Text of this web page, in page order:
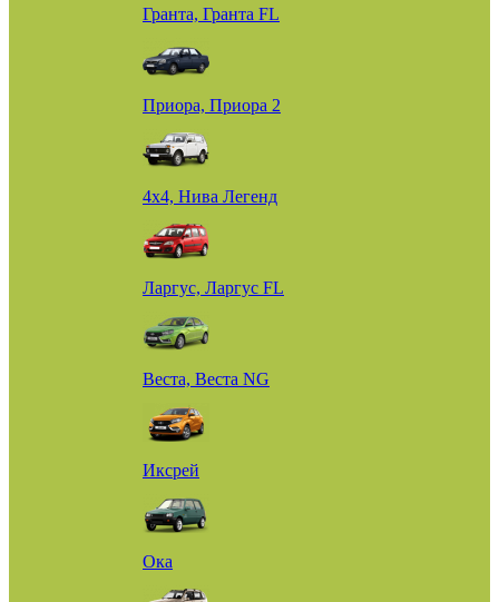
Гранта, Гранта FL
Приора, Приора 2
4х4, Нива Легенд
Ларгус, Ларгус FL
Веста, Веста NG
Иксрей
Ока